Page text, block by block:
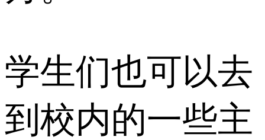
学生们也可以去
到校内的一些主